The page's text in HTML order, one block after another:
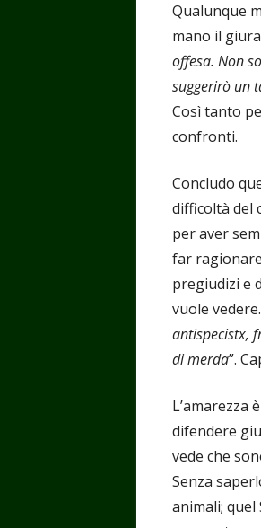
Qualunque
mano il
offesa. Non
suggerirò un
Così tanto
confronti.
Concludo
difficoltà del
per aver
far
pregiudizi e
vuole
antispecistx,
di merda”.
L’amarezza
difendere
vede che
Senza
animali;